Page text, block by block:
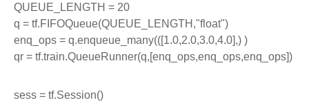
QUEUE_LENGTH = 20
q = tf.FIFOQueue(QUEUE_LENGTH,"float")
enq_ops = q.enqueue_many(([1.0,2.0,3.0,4.0],) )
qr = tf.train.QueueRunner(q,[enq_ops,enq_ops,enq_ops])
sess = tf.Session()